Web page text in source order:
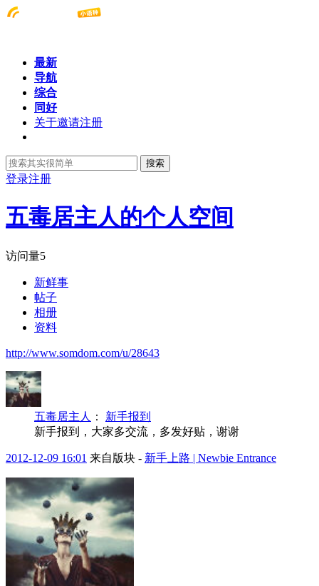
最新
导航
综合
同好
关于邀请注册
搜索
登录注册
五毒居主人的个人空间
访问量5
新鲜事
帖子
相册
资料
http://www.somdom.com/u/28643
五毒居主人 ： 新手报到
新手报到，大家多交流，多发好贴，谢谢
2012-12-09 16:01 来自版块 - 新手上路 | Newbie Entrance